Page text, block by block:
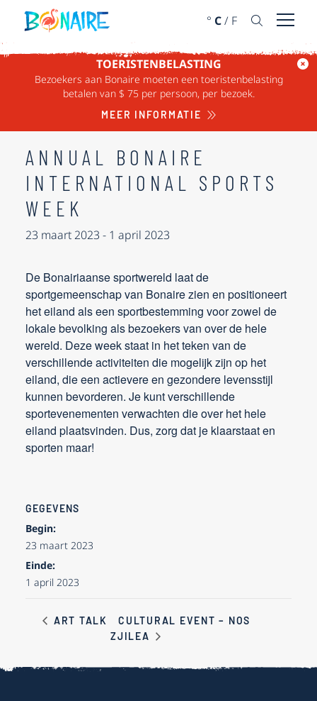
DOORGAAN NAAR ARTIKEL
° C/ F Menu
TOERISTENBELASTING
Bezoekers aan Bonaire moeten een toeristenbelasting
betalen van $ 75 per persoon, per bezoek.
MEER INFORMATIE
« ALLE EVENEMENTEN
Dit evenement is voorbij.
ANNUAL BONAIRE
INTERNATIONAL SPORTS
WEEK
23 maart 2023 - 1 april 2023
De Bonairiaanse sportwereld laat de
sportgemeenschap van Bonaire zien en positioneert
het eiland als een sportbestemming voor zowel de
lokale bevolking als bezoekers van over de hele
wereld. Deze week staat in het teken van de
verschillende activiteiten die mogelijk zijn op het
eiland, die een actievere en gezondere levensstijl
kunnen bevorderen. Je kunt verschillende
sportevenementen verwachten die over het hele
eiland plaatsvinden. Dus, zorg dat je klaarstaat en
sporten maar!
GEGEVENS
Begin:
23 maart 2023
Einde:
1 april 2023
ART TALK
CULTURAL EVENT – NOS
ZJILEA